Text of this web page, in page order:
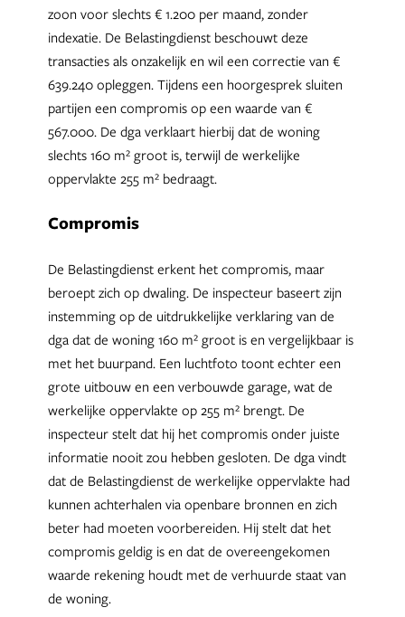
zoon voor slechts € 1.200 per maand, zonder
indexatie. De Belastingdienst beschouwt deze
transacties als onzakelijk en wil een correctie van €
639.240 opleggen. Tijdens een hoorgesprek sluiten
partijen een compromis op een waarde van €
567.000. De dga verklaart hierbij dat de woning
slechts 160 m² groot is, terwijl de werkelijke
oppervlakte 255 m² bedraagt.
Compromis
De Belastingdienst erkent het compromis, maar
beroept zich op dwaling. De inspecteur baseert zijn
instemming op de uitdrukkelijke verklaring van de
dga dat de woning 160 m² groot is en vergelijkbaar is
met het buurpand. Een luchtfoto toont echter een
grote uitbouw en een verbouwde garage, wat de
werkelijke oppervlakte op 255 m² brengt. De
inspecteur stelt dat hij het compromis onder juiste
informatie nooit zou hebben gesloten. De dga vindt
dat de Belastingdienst de werkelijke oppervlakte had
kunnen achterhalen via openbare bronnen en zich
beter had moeten voorbereiden. Hij stelt dat het
compromis geldig is en dat de overeengekomen
waarde rekening houdt met de verhuurde staat van
de woning.